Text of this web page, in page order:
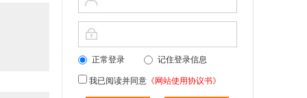
正常登录 记住登录信息
我已阅读并同意 《网站使用协议书》